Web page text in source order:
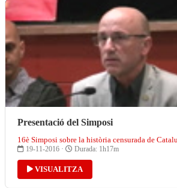
Presentació del Simposi
16è Simposi sobre la història censurada de
19-11-2016 · Durada: 1h17m
VISUALITZA